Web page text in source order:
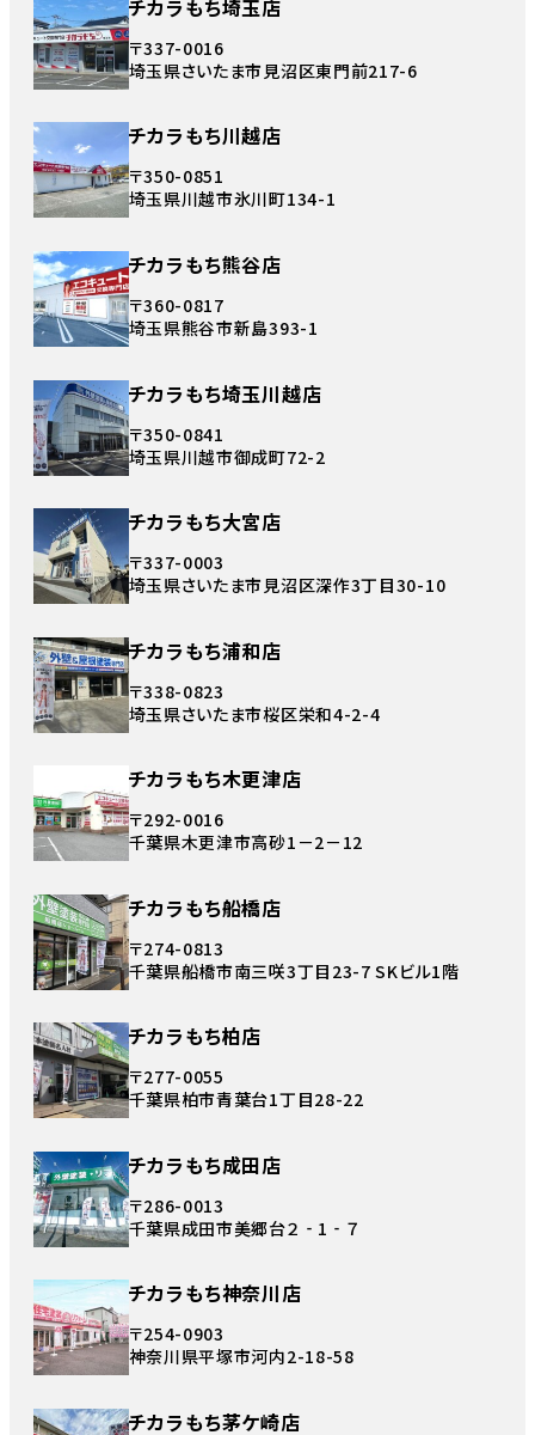
チカラもち埼玉店
〒337-0016
埼玉県さいたま市見沼区東門前217-6
チカラもち川越店
〒350-0851
埼玉県川越市氷川町134-1
チカラもち熊谷店
〒360-0817
埼玉県熊谷市新島393-1
チカラもち埼玉川越店
〒350-0841
埼玉県川越市御成町72-2
チカラもち大宮店
〒337-0003
埼玉県さいたま市見沼区深作3丁目30-10
チカラもち浦和店
〒338-0823
埼玉県さいたま市桜区栄和4-2-4
チカラもち木更津店
〒292-0016
千葉県木更津市高砂1－2－12
チカラもち船橋店
〒274-0813
千葉県船橋市南三咲3丁目23-7 SKビル1階
チカラもち柏店
〒277-0055
千葉県柏市青葉台1丁目28-22
チカラもち成田店
〒286-0013
千葉県成田市美郷台２‐1‐７
チカラもち神奈川店
〒254-0903
神奈川県平塚市河内2-18-58
チカラもち茅ケ崎店